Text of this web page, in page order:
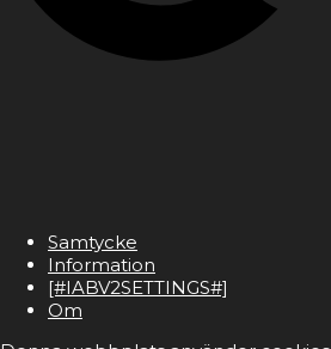
Samtycke
Information
[#IABV2SETTINGS#]
Om